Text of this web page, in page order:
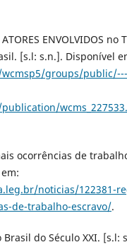
ENVOLVIDOS no
[s.l: s.n.]. Disponível
groups/
ocorrências de
noticias/122381-
de-trabalho-escravo/.
do Século XXI. [s.l: